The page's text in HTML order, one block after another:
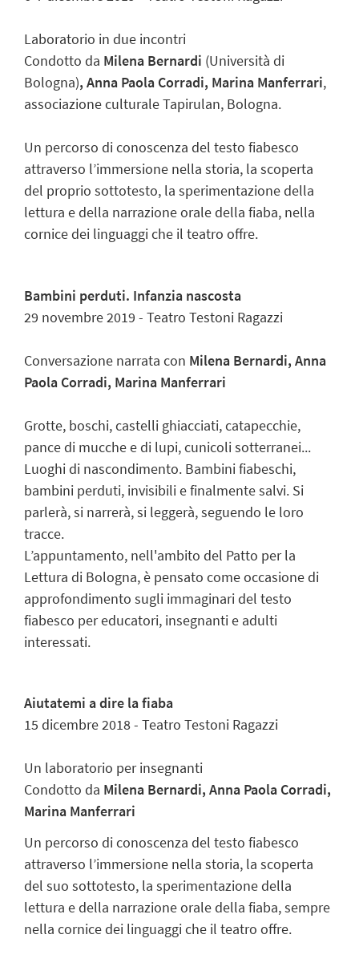
Laboratorio in due incontri
Condotto da Milena Bernardi (Università di
Bologna), Anna Paola Corradi, Marina Manferrari,
associazione culturale Tapirulan, Bologna.
Un percorso di conoscenza del testo fiabesco
attraverso l’immersione nella storia, la scoperta
del proprio sottotesto, la sperimentazione della
lettura e della narrazione orale della fiaba, nella
cornice dei linguaggi che il teatro offre.
Bambini perduti. Infanzia nascosta
29 novembre 2019 - Teatro Testoni Ragazzi
Conversazione narrata con Milena Bernardi, Anna
Paola Corradi, Marina Manferrari
Grotte, boschi, castelli ghiacciati, catapecchie,
pance di mucche e di lupi, cunicoli sotterranei...
Luoghi di nascondimento. Bambini fiabeschi,
bambini perduti, invisibili e finalmente salvi. Si
parlerà, si narrerà, si leggerà, seguendo le loro
tracce.
L’appuntamento, nell'ambito del Patto per la
Lettura di Bologna, è pensato come occasione di
approfondimento sugli immaginari del testo
fiabesco per educatori, insegnanti e adulti
interessati.
Aiutatemi a dire la fiaba
15 dicembre 2018 - Teatro Testoni Ragazzi
Un laboratorio per insegnanti
Condotto da Milena Bernardi, Anna Paola Corradi,
Marina Manferrari
Un percorso di conoscenza del testo fiabesco
attraverso l’immersione nella storia, la scoperta
del suo sottotesto, la sperimentazione della
lettura e della narrazione orale della fiaba, sempre
nella cornice dei linguaggi che il teatro offre.